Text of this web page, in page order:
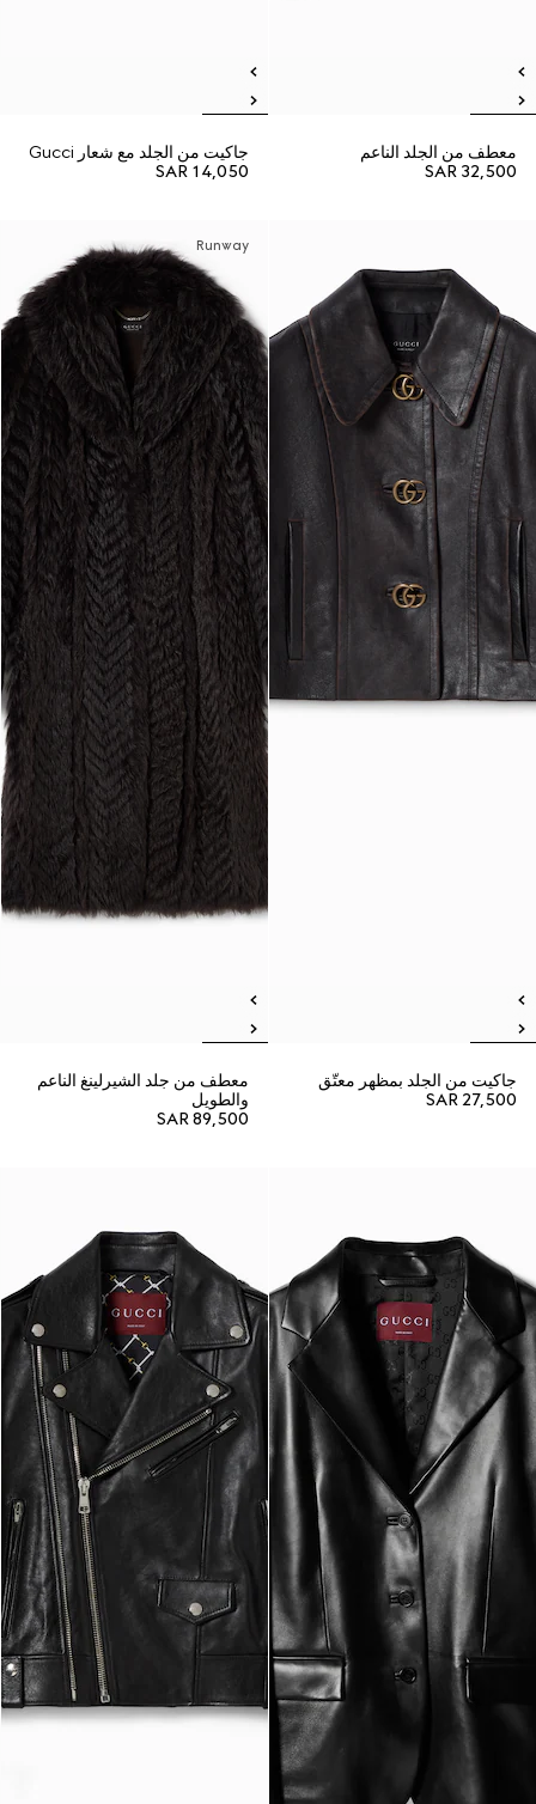
معطف من الجلد الناعم
SAR 32,500
جاكيت من الجلد مع شعار Gucci
SAR 14,050
جاكيت من الجلد بمظهر معتّق
SAR 27,500
Runway
معطف من جلد الشيرلينغ الناعم
والطويل
SAR 89,500